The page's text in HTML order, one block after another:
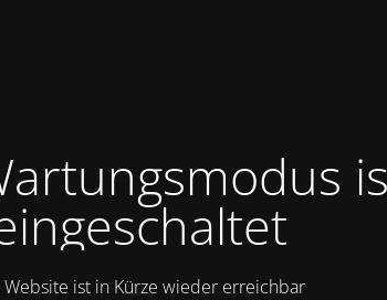
Website ist in Kürze wieder erreichbar